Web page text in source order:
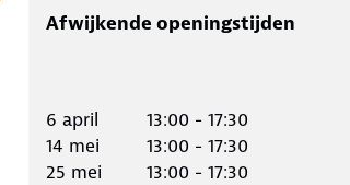
Afwijkende openingstijden
6 april
13:00 - 17:30
14 mei
13:00 - 17:30
25 mei
13:00 - 17:30